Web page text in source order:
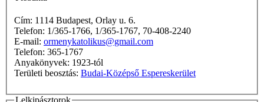
Cím: 1114 Budapest, Orlay u. 6.
Telefon: 1/365-1766, 1/365-1767, 70-408-2240
E-mail: ormenykatolikus@gmail.com
Telefon: 365-1767
Anyakönyvek: 1923-tól
Területi beosztás: Budai-Középső Espereskerület